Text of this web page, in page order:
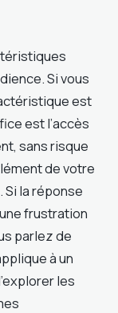
Si vous
est
est l’accès
sans risque
de votre
Si la réponse
frustration
parlez de
à un
les